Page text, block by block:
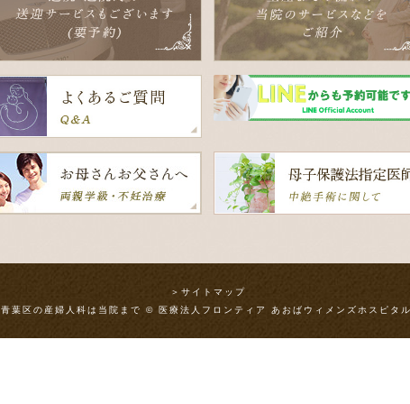
＞サイトマップ
青葉区の産婦人科は当院まで © 医療法人フロンティア あおばウィメンズホスピタ